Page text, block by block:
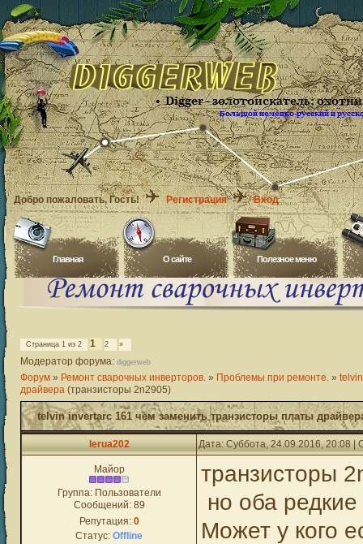
Добро пожаловать, Гость! Регистрация Вход
Главная O сайте Полезное меню
Страница 1 из 2 1 2 »
Модератор форума: diggerweb
Форум » Ремонт сварочных инверторов. » Проблемы при ремонте. »
драйвера (транзисторы 2n2905)
telvin invertarc 161 чем заменить транзисторы платы
lerua202 Дата: Суббота, 24.09.2016, 20:08
Майор
Группа: Пользователи
Сообщений: 89
Репутация: 0
Статус: Offline
транзисторы
но оба
Может у кого